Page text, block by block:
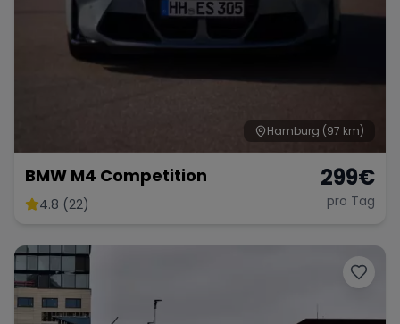
Hamburg (97 km)
BMW M4 Competition
4.8 (22)
299€
pro Tag